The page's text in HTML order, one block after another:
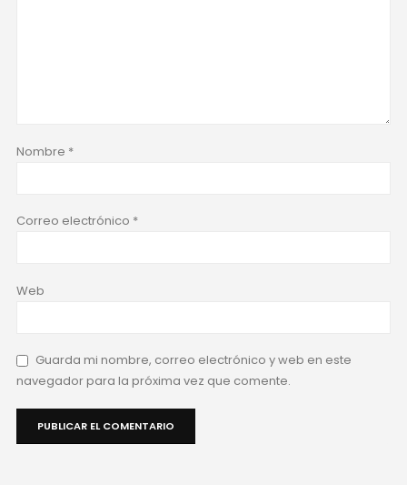
Nombre *
Correo electrónico *
Web
Guarda mi nombre, correo electrónico y web en este
navegador para la próxima vez que comente.